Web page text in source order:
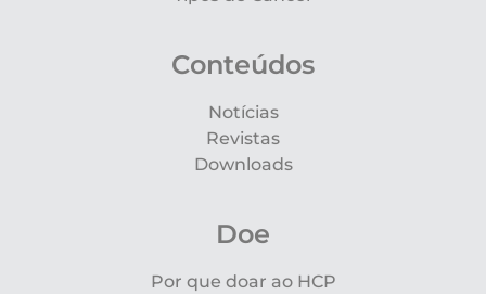
Conteúdos
Notícias
Revistas
Downloads
Doe
Por que doar ao HCP